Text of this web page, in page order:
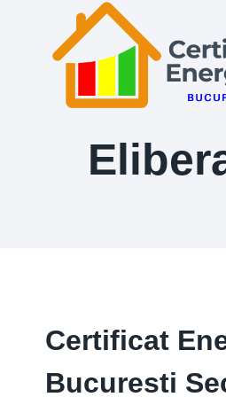
content
Certificat
Bucuresti